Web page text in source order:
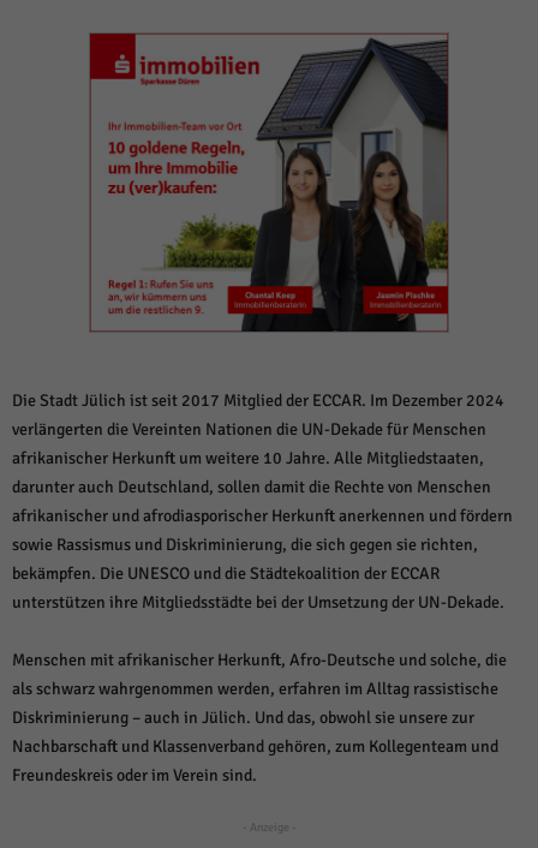
Die Stadt Jülich ist seit 2017 Mitglied der ECCAR. Im Dezember 2024
verlängerten die Vereinten Nationen die UN-Dekade für Menschen
afrikanischer Herkunft um weitere 10 Jahre. Alle Mitgliedstaaten,
darunter auch Deutschland, sollen damit die Rechte von Menschen
afrikanischer und afrodiasporischer Herkunft anerkennen und fördern
sowie Rassismus und Diskriminierung, die sich gegen sie richten,
bekämpfen. Die UNESCO und die Städtekoalition der ECCAR
unterstützen ihre Mitgliedsstädte bei der Umsetzung der UN-Dekade.
Menschen mit afrikanischer Herkunft, Afro-Deutsche und solche, die
als schwarz wahrgenommen werden, erfahren im Alltag rassistische
Diskriminierung – auch in Jülich. Und das, obwohl sie unsere zur
Nachbarschaft und Klassenverband gehören, zum Kollegenteam und
Freundeskreis oder im Verein sind.
- Anzeige -
Alle akzeptieren Speichern und weiter
Zurück
Datenschutzeinstellungen
Essenziell (1)
Essenzielle Cookies ermöglichen grundlegende Funktionen und sind für die
einwandfreie Funktion der Website erforderlich.
Cookie-Informationen anzeigen
Statistiken (1)
Cookie-Informationen anzeigen
Marketing (1)
Marketing-Cookies werden von Drittanbietern oder Publishern verwendet,
um personalisierte Werbung anzuzeigen. Sie tun dies, indem sie Besucher
über Websites hinweg verfolgen.
Cookie-Informationen anzeigen
Inhalte von Videoplattformen und Social-Media-Plattformen werden
standardmäßig blockiert. Wenn Cookies von externen Medien akzeptiert
mehr.
Cookie-Informationen anzeigen